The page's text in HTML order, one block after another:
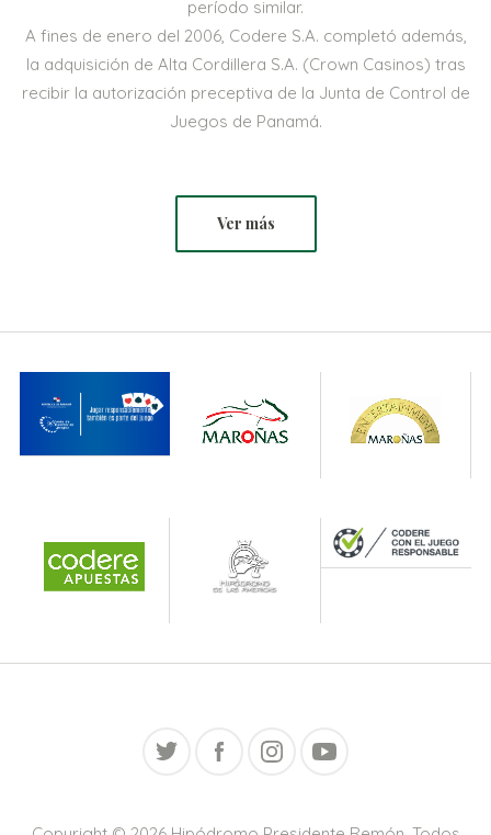
período similar.
A fines de enero del 2006, Codere S.A. completó además,
la adquisición de Alta Cordillera S.A. (Crown Casinos) tras
recibir la autorización preceptiva de la Junta de Control de
Juegos de Panamá.
Ver más